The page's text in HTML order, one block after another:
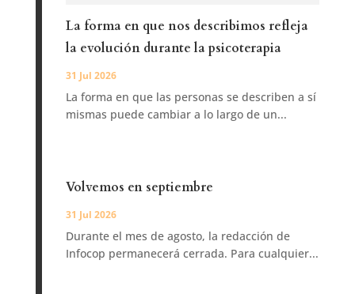
La forma en que nos describimos refleja
la evolución durante la psicoterapia
31 Jul 2026
La forma en que las personas se describen a sí
mismas puede cambiar a lo largo de un...
Volvemos en septiembre
31 Jul 2026
Durante el mes de agosto, la redacción de
Infocop permanecerá cerrada. Para cualquier...